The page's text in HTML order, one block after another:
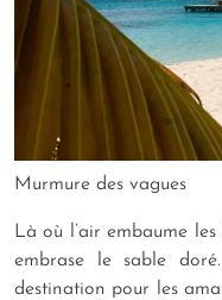
Murmure des vagues
Là où l’air embaume
embrase le sable
destination pour les